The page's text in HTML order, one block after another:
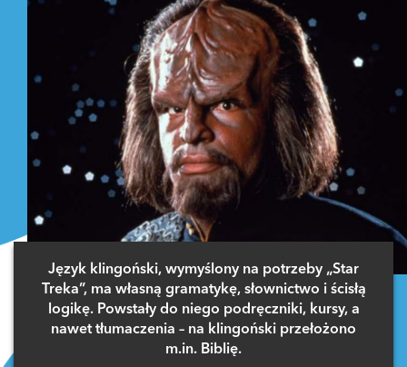
Język klingoński, wymyślony na potrzeby „Star
Treka”, ma własną gramatykę, słownictwo i ścisłą
logikę. Powstały do niego podręczniki, kursy, a
nawet tłumaczenia – na klingoński przełożono
m.in. Biblię.